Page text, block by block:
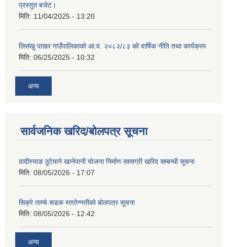
प्रस्तुत बजेट।
मिति: 11/04/2025 - 13:20
लिसंखु पाखर गाउँपालिकाको आ.व. २०८२/८३ को वार्षिक नीति तथा कार्यक्रम
मिति: 06/25/2025 - 10:32
अन्य
सार्वजनिक खरिद/बोलपत्र सूचना
वादीस्याङ ठुटेमाने खानेपानी याेजना निर्माण सामाग्री खरिद सम्बन्धी सूचना
मिति: 08/05/2026 - 17:07
सिक्रे ताम्चे सडक स्तराेन्नतीकाे बाेलपत्र सूचना
मिति: 08/05/2026 - 12:42
अन्य